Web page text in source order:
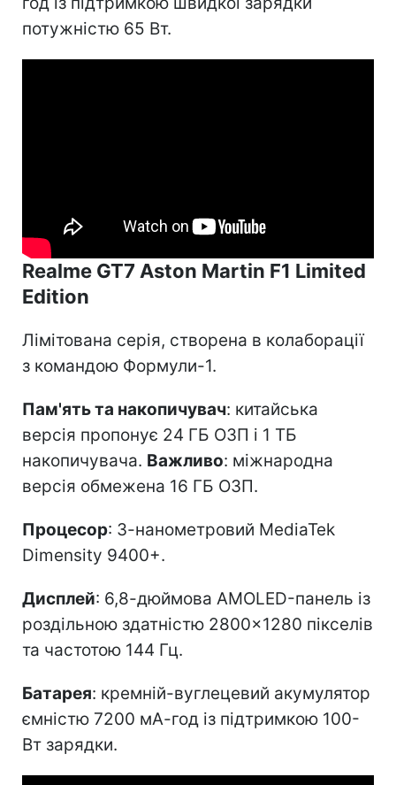
потужністю 65 Вт.
Realme GT7 Aston Martin F1 Limited
Edition
Лімітована серія, створена в колаборації
з командою Формули-1.
Пам'ять та накопичувач: китайська
версія пропонує 24 ГБ ОЗП і 1 ТБ
накопичувача. Важливо: міжнародна
версія обмежена 16 ГБ ОЗП.
Процесор: 3-нанометровий MediaTek
Dimensity 9400+.
Дисплей: 6,8-дюймова AMOLED-панель із
роздільною здатністю 2800×1280 пікселів
та частотою 144 Гц.
Батарея: кремній-вуглецевий акумулятор
ємністю 7200 мА-год із підтримкою 100-
Вт зарядки.